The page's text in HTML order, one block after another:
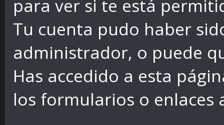
para ver si te está
Tu cuenta pudo haber
administrador, o puede
Has accedido a esta
los formularios o enlaces